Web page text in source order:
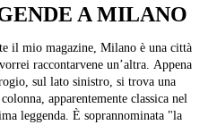
A MILANO
il mio magazine, Milano è una città
raccontarvene un’altra. Appena
sul lato sinistro, si trova una
apparentemente classica nel
leggenda. È soprannominata "la